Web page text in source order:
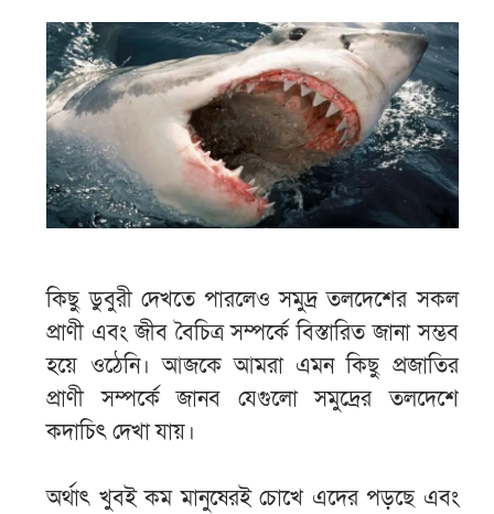
কিছু ডুবুরী দেখতে পারলেও সমুদ্র তলদেশের সকল
প্রাণী এবং জীব বৈচিত্র সম্পর্কে বিস্তারিত জানা সম্ভব
হয়ে ওঠেনি। আজকে আমরা এমন কিছু প্রজাতির
প্রাণী সম্পর্কে জানব যেগুলো সমুদ্রের তলদেশে
কদাচিৎ দেখা যায়।
অর্থাৎ খুবই কম মানুষেরই চোখে এদের পড়ছে এবং